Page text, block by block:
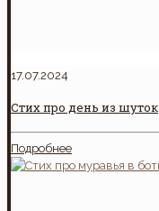
17.07.2024
Стих про день из шуток
Подробнее